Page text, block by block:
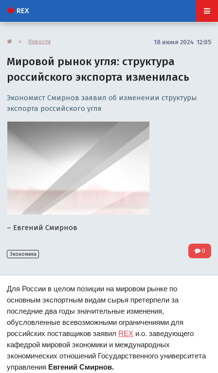
REX
» Новости 18 июня 2024 12:05
Мировой рынок угля: структура
российского экспорта изменилась
Экономист Смирнов заявил об изменении структуры
экспорта российского угля
– Евгений Смирнов
Экономика 0
Для России в целом позиции на мировом рынке по
основным экспортным видам сырья претерпели за
последние два годы значительные изменения,
обусловленные всевозможными ограничениями для
российских поставщиков заявил REX и.о. заведующего
кафедрой мировой экономики и международных
экономических отношений Государственного университета
управления Евгений Смирнов.